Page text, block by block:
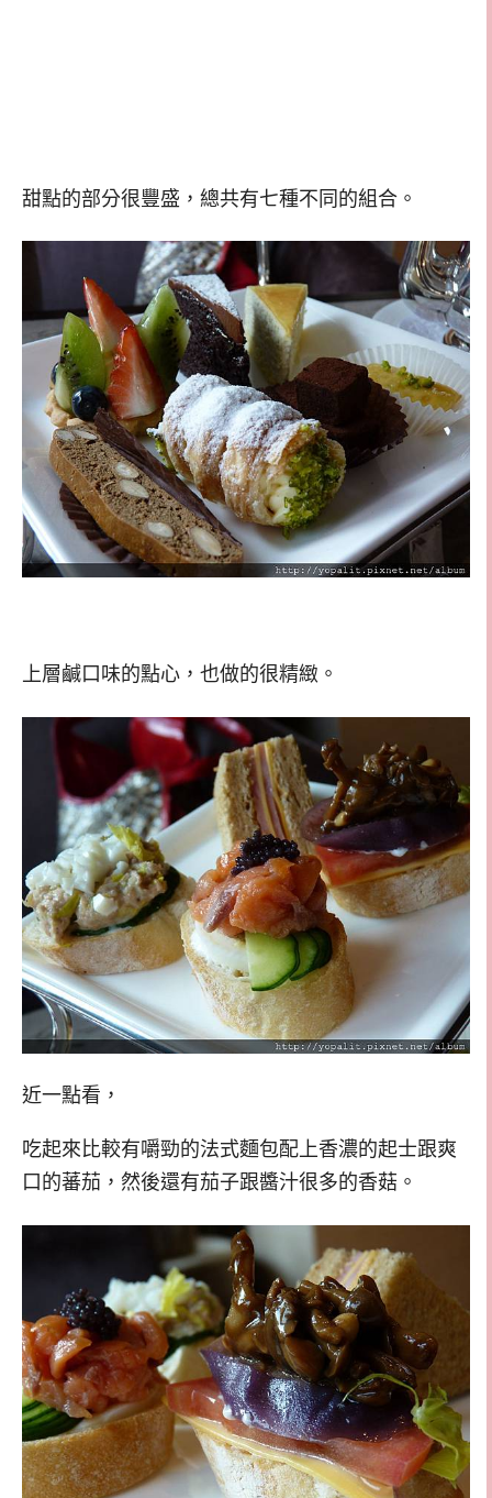
甜點的部分很豐盛，總共有七種不同的組合。
上層鹹口味的點心，也做的很精緻。
近一點看，
吃起來比較有嚼勁的法式麵包配上香濃的起士跟爽
口的蕃茄，然後還有茄子跟醬汁很多的香菇。